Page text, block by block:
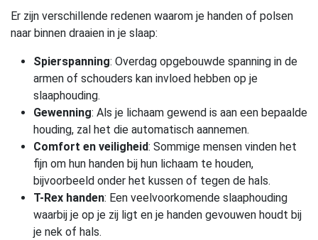
Er zijn verschillende redenen waarom je handen of polsen
naar binnen draaien in je slaap:
Spierspanning: Overdag opgebouwde spanning in de
armen of schouders kan invloed hebben op je
slaaphouding.
Gewenning: Als je lichaam gewend is aan een bepaalde
houding, zal het die automatisch aannemen.
Comfort en veiligheid: Sommige mensen vinden het
fijn om hun handen bij hun lichaam te houden,
bijvoorbeeld onder het kussen of tegen de hals.
T-Rex handen: Een veelvoorkomende slaaphouding
waarbij je op je zij ligt en je handen gevouwen houdt bij
je nek of hals.